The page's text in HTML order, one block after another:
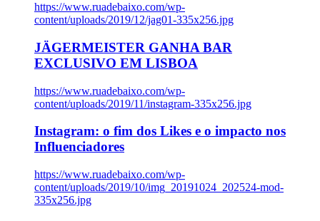
https://www.ruadebaixo.com/wp-
content/uploads/2019/12/jag01-335x256.jpg
JÄGERMEISTER GANHA BAR
EXCLUSIVO EM LISBOA
https://www.ruadebaixo.com/wp-
content/uploads/2019/11/instagram-335x256.jpg
Instagram: o fim dos Likes e o impacto nos
Influenciadores
https://www.ruadebaixo.com/wp-
content/uploads/2019/10/img_20191024_202524-mod-
335x256.jpg